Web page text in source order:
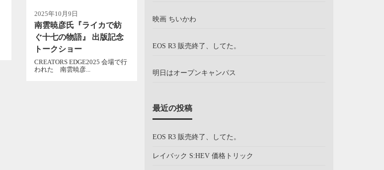
2025年10月9日
南雲暁彦氏『ライカで紡
ぐ十七の物語』 出版記念
トークショー
CREATORS EDGE2025 会場で行
われた 南雲暁彦...
映画 ちいかわ
EOS R3 販売終了、してた。
明日はオープンキャンパス
最近の投稿
EOS R3 販売終了、してた。
レイバック S:HEV 価格トリック